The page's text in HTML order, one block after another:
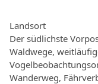
Landsort
Der südlichste
Waldwege,
Wanderweg,